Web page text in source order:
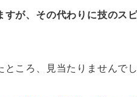
が、その代わりに技のス
ころ、見当たりませんでし